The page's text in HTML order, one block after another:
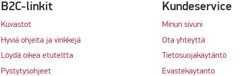
B2C-linkit
Kuvastot
Hyviä ohjeita ja vinkkejä
Löydä oikea etuteltta
Pystytysohjeet
Kundeservice
Minun sivuni
Ota yhteyttä
Tietosuojakäytäntö
Evastekaytanto